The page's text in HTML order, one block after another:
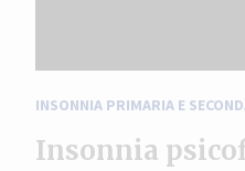
INSONNIA PRIMARIA E
Insonnia